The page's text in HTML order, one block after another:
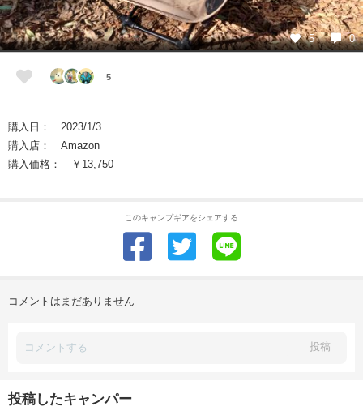
5 0
5
購入日： 2023/1/3
購入店： Amazon
購入価格： ￥13,750
このキャンプギアをシェアする
コメントはまだありません
投稿
投稿したキャンパー